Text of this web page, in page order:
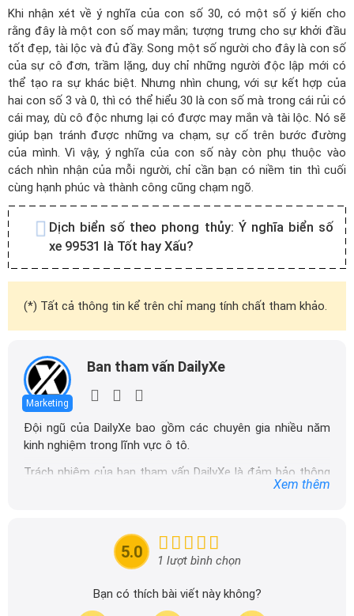
Khi nhận xét về ý nghĩa của con số 30, có một số ý kiến cho
rằng đây là một con số may mắn; tượng trưng cho sự khởi đầu
tốt đẹp, tài lộc và đủ đầy. Song một số người cho đây là con số
của sự cô đơn, trầm lặng, duy chỉ những người độc lập mới có
thể tạo ra sự khác biệt. Nhưng nhìn chung, với sự kết hợp của
hai con số 3 và 0, thì có thể hiểu 30 là con số mà trong cái rủi có
cái may, dù cô độc nhưng lại có được may mắn và tài lộc. Nó sẽ
giúp bạn tránh được những va chạm, sự cố trên bước đường
của mình. Vì vậy, ý nghĩa của con số này còn phụ thuộc vào
cách nhìn nhận của mỗi người, chỉ cần bạn có niềm tin thì cuối
cùng hạnh phúc và thành công cũng chạm ngõ.
Dịch biển số theo phong thủy: Ý nghĩa biển số
xe 99531 là Tốt hay Xấu?
(*) Tất cả thông tin kể trên chỉ mang tính chất tham khảo.
Marketing
Ban tham vấn DailyXe
Đội ngũ của DailyXe bao gồm các chuyên gia nhiều năm
kinh nghiệm trong lĩnh vực ô tô.
Trách nhiệm của ban tham vấn DailyXe là đảm bảo thông
tin chính xác được đăng tải trên dailyxe.com.vn, thường
tin nhanh chóng và dễ dàng hơn.
Xem thêm
5.0 1 lượt bình chọn
Bạn có thích bài viết này không?